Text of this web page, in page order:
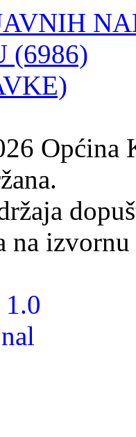
(6986)
Općina
na izvornu